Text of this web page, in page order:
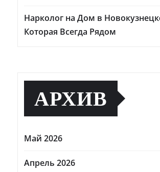
Нарколог на Дом в
Которая Всегда Рядом
АРХИВ
Май 2026
Апрель 2026